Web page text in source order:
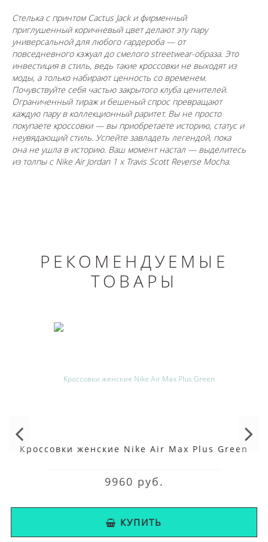
Стелька с принтом Cactus Jack и фирменный
приглушенный коричневый цвет делают эту пару
универсальной для любого гардероба — от
повседневного кэжуал до смелого streetwear-образа. Это
инвестиция в стиль, ведь такие кроссовки не выходят из
моды, а только набирают ценность со временем.
Почувствуйте себя частью закрытого клуба ценителей.
Ограниченный тираж и бешеный спрос превращают
каждую пару в коллекционный раритет. Вы не просто
покупаете кроссовки — вы приобретаете историю, статус и
неувядающий стиль. Успейте завладеть легендой, пока
она не ушла в историю. Ваш момент настал — выделитесь
из толпы с Nike Air Jordan 1 x Travis Scott Reverse Mocha.
РЕКОМЕНДУЕМЫЕ
ТОВАРЫ
Кроссовки женские Nike Air Max Plus Green
9960 руб.
КУПИТЬ